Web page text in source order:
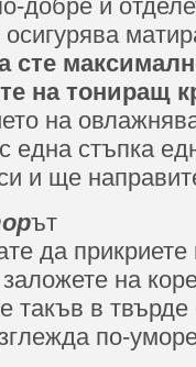
добре й
осигурява
сте
на тониращ
на
една стъпка
и ще
ът
да
на
такъв в
по-